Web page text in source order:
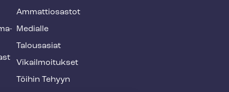
Ammattiosastot
Medialle
Talousasiat
Vi­kail­moi­tuk­set
Töihin Tehyyn